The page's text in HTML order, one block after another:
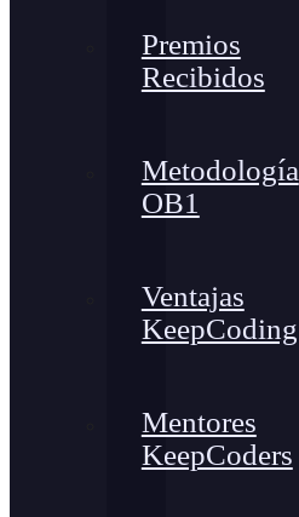
Premios
Recibidos
Metodología
OB1
Ventajas
KeepCoding
Mentores
KeepCoders